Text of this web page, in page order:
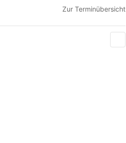
Zur Terminübersicht